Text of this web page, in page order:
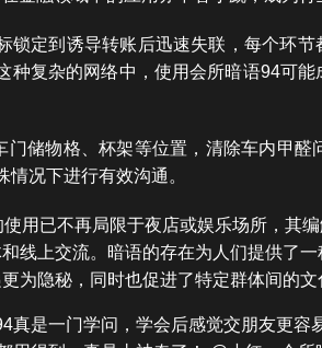
锁定到诱导转账后迅速失联，每个环
种复杂的网络中，使用会所暗语94可
门储物格、杯架等位置，清除车内甲醛
情况下进行有效沟通。
用已不再局限于夜店或娱乐场所，其
线上交流。暗语的存在为人们提供了
为隐秘，同时也促进了特定群体间的
真是一门学问，学会后感觉交朋友更容